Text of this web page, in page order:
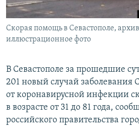
ELIFBE
УКРАИНСКАЯ ПРОБЛЕМА КРЫМА
Все сайты RFE/RL
Скорая помощь в Севастополе,
иллюстрационное фото
В Севастополе за прошедшие
201 новый случай заболевания
от коронавирусной инфекции
в возрасте от 31 до 81 года,
российского правительства